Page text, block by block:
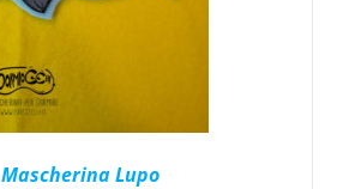
Mascherina Lupo